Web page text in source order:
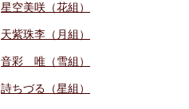
星空美咲（花組）
天紫珠李（月組）
音彩 唯（雪組）
詩ちづる（星組）